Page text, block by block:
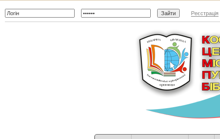
Реєстрація